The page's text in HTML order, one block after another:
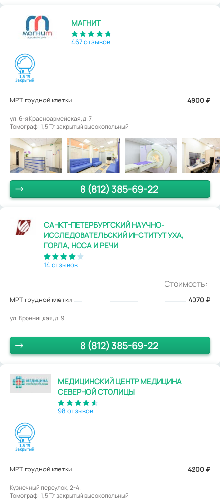
МАГНИТ
467 отзывов
МРТ грудной клетки 4900 ₽
ул. 6-я Красноармейская, д. 7.
Томограф: 1,5 Тл закрытый высокопольный
8 (812) 385-69-22
САНКТ-ПЕТЕРБУРГСКИЙ НАУЧНО-
ИССЛЕДОВАТЕЛЬСКИЙ ИНСТИТУТ УХА,
ГОРЛА, НОСА И РЕЧИ
14 отзывов
Стоимость:
МРТ грудной клетки 4070 ₽
ул. Бронницкая, д. 9.
8 (812) 385-69-22
МЕДИЦИНСКИЙ ЦЕНТР МЕДИЦИНА
СЕВЕРНОЙ СТОЛИЦЫ
98 отзывов
МРТ грудной клетки 4200 ₽
Кузнечный переулок, 2-4.
Томограф: 1,5 Тл закрытый высокопольный